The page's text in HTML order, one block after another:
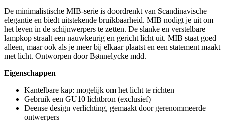
De minimalistische MIB-serie is doordrenkt van Scandinavische
elegantie en biedt uitstekende bruikbaarheid. MIB nodigt je uit om
het leven in de schijnwerpers te zetten. De slanke en verstelbare
lampkop straalt een nauwkeurig en gericht licht uit. MIB staat goed
alleen, maar ook als je meer bij elkaar plaatst en een statement maakt
met licht. Ontworpen door Bønnelycke mdd.
Eigenschappen
Kantelbare kap: mogelijk om het licht te richten
Gebruik een GU10 lichtbron (exclusief)
Deense design verlichting, gemaakt door gerenommeerde
ontwerpers